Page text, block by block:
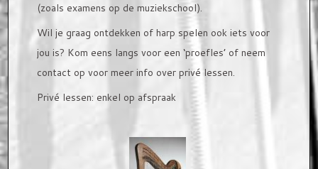
(zoals examens op de muziekschool).
Wil je graag ontdekken of harp spelen ook iets voor
jou is? Kom eens langs voor een ‘proefles’ of neem
contact op voor meer info over privé lessen.
Privé lessen: enkel op afspraak